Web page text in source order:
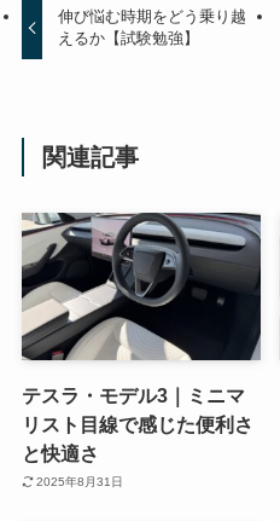
伸び悩む時期をどう乗り越
えるか【試験勉強】
関連記事
テスラ・モデル3｜ミニマ
リスト目線で感じた便利さ
と快適さ
2025年8月31日